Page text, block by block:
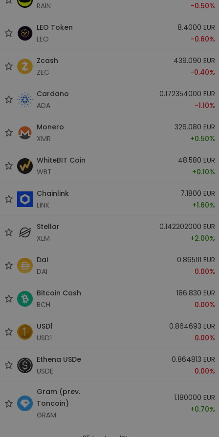
RAIN
-0.50%
LEO Token
LEO
8.4000 EUR
-0.60%
Zcash
ZEC
439.090 EUR
-0.40%
Cardano
ADA
0.172354000 EUR
-1.10%
Monero
XMR
326.080 EUR
+0.50%
WhiteBIT Coin
WBT
48.580 EUR
+0.10%
Chainlink
LINK
7.1800 EUR
+1.60%
Stellar
XLM
0.142202000 EUR
+2.00%
Dai
DAI
0.865111 EUR
0.00%
Bitcoin Cash
BCH
186.830 EUR
0.00%
USD1
USD1
0.864693 EUR
0.00%
Ethena USDe
USDE
0.864813 EUR
0.00%
Gram (prev.
Toncoin)
GRAM
1.180000 EUR
+0.70%